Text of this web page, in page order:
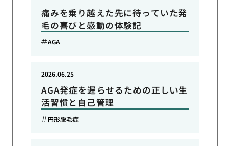
痛みを乗り越えた先に待っていた発
毛の喜びと感動の体験記
AGA
AGA発症を遅らせるための正しい生
活習慣と自己管理
2026.06.25
円形脱毛症